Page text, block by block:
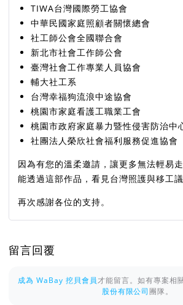
TIWA台灣國際勞工協會
中華民國家庭照顧者關懷總會
社工師公會全國聯合會
新北市社會工作師公會
臺灣社會工作專業人員協會
輔大社工系
台灣幸福狗流浪中途協會
桃園市家庭看護工職業工會
桃園市政府家庭暴力暨性侵害防治中
社團法人榮欣社會福利服務促進協會
因為有您的溫柔邀請，讓更多無法輕易
能透過這部作品，看見台灣照護與移工議
再次感謝各位的支持。
留言回覆
成為 WaBay 挖貝會員才能留言。如有專案相
股份有限公司團隊。